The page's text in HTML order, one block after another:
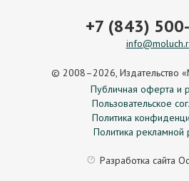
+7 (843)
© 2008–2026, Издательство
Публичная оферта и
Пользовательское
Политика
Политика рекламной
Разработка сайта